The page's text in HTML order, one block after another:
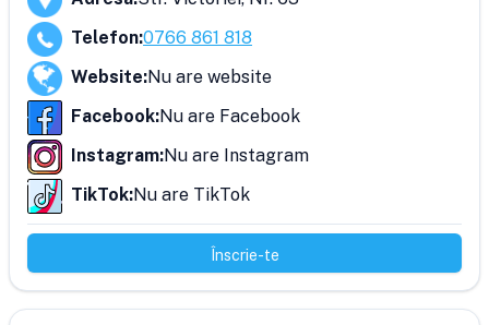
Telefon:0766 861 818
Website:Nu are website
Facebook:Nu are Facebook
Instagram:Nu are Instagram
TikTok:Nu are TikTok
Înscrie-te